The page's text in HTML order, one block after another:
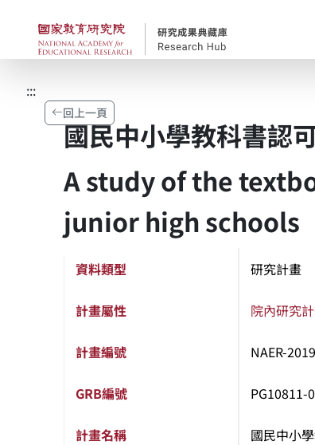
跳到主要內容國家教育研究院-研
:::
回上一頁
國民中小學教科書認
A study of the
junior high schools
資料類型 研究計畫
計畫屬性 院內研究
計畫編號 NAER-
GRB編號 PG10811-
計畫名稱 國民中小